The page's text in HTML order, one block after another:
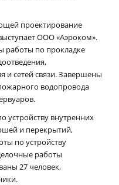
проектирование
ООО «Аэроком».
работы по прокладке
и сетей связи. Завершены
водопровода
устройству внутренних
и перекрытий,
по устройству
работы
27 человек,